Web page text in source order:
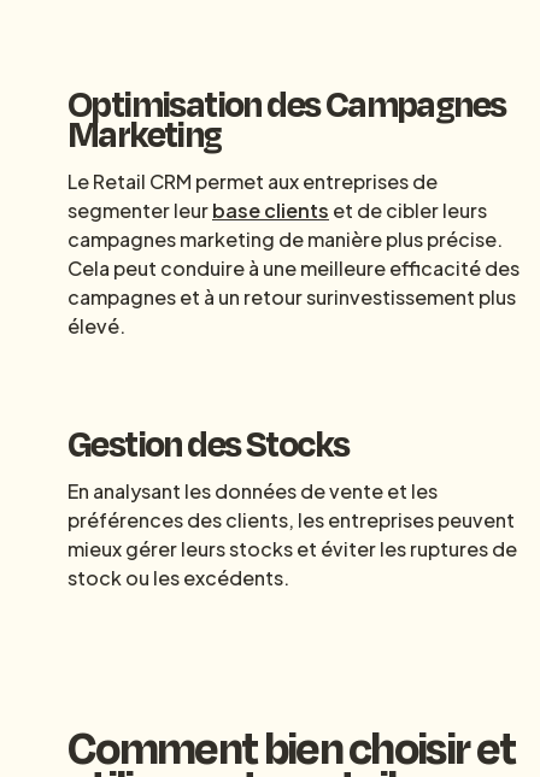
Optimisation des Campagnes
Marketing
Le Retail CRM permet aux entreprises de
segmenter leurbase clients et de cibler leurs
campagnes marketing de manière plus précise.
Cela peut conduire à une meilleure efficacité des
campagnes et à un retour surinvestissement plus
élevé.
Gestion des Stocks
En analysant les données de vente et les
préférences des clients, les entreprises peuvent
mieux gérer leurs stocks et éviter les ruptures de
stock ou les excédents.
Commentbien choisiret